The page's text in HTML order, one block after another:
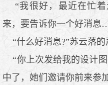
“我很好，最近在忙着
来，要告诉你一个好消
“什么好消息?”苏云落的
“你上次发给我的设计
中了，她们邀请你前来